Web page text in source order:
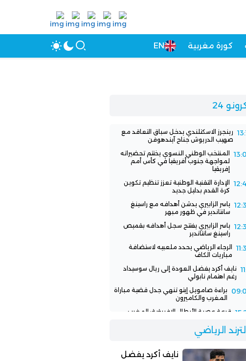
كورة مغربية EN
24
رينجرز الاسكتلندي يدخل سباق التعاقد مع
صهيب الدريوش جناح آيندهوفن
المنتخب الوطني النسوي يختتم تحضيراته
لمواجهة جنوب أفريقيا في كأس أمم
إفريقيا
الإدارة التقنية الوطنية تعزز تنظيم تكوين
كرة القدم بدليل جديد
ياسر الزابيري يدشن أهدافه مع راسينغ
سانتاندير في ظهور مبهر
ياسر الزابيري يفتتح سجل أهدافه بقميص
راسينغ سانتاندير
الرجاء الرياضي يحدد ملعبيه لاستضافة
مباريات الكاف
نايف أكرد يفضل العودة إلى ريال سوسيداد
رغم اهتمام نابولي
براءة صامويل إيتو تنهي جدل قضية مباراة
المغرب والكاميرون
قرعة عصبة الأبطال الإفريقية: المغرب
جديدة
برسالة مؤثرة وينضم للأهلي المصري
الترند الرياضي
نايف أكرد يفضل